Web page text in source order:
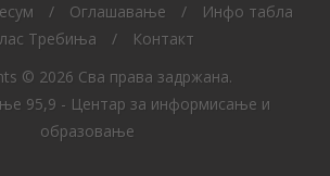
/ Оглашавање /
Инфо табла
Требиња /
Контакт
© 2026 Сва права задржана.
95,9 - Центар за информисање и
образовање